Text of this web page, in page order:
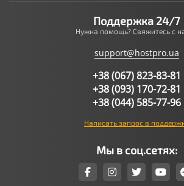
Поддержка 24/7
Нужна помощь? Свяжитесь с
support@hostpro.ua
+38 (067) 823-83-81
+38 (093) 170-72-81
+38 (044) 585-77-96
Написать запрос в
Мы в соц.сетях: